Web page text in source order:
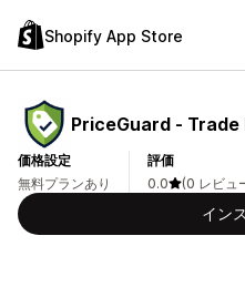
Shopify App Store
PriceGuard ‑
価格設定
無料プランあり
評価
0.0
(0 レビュ
イン